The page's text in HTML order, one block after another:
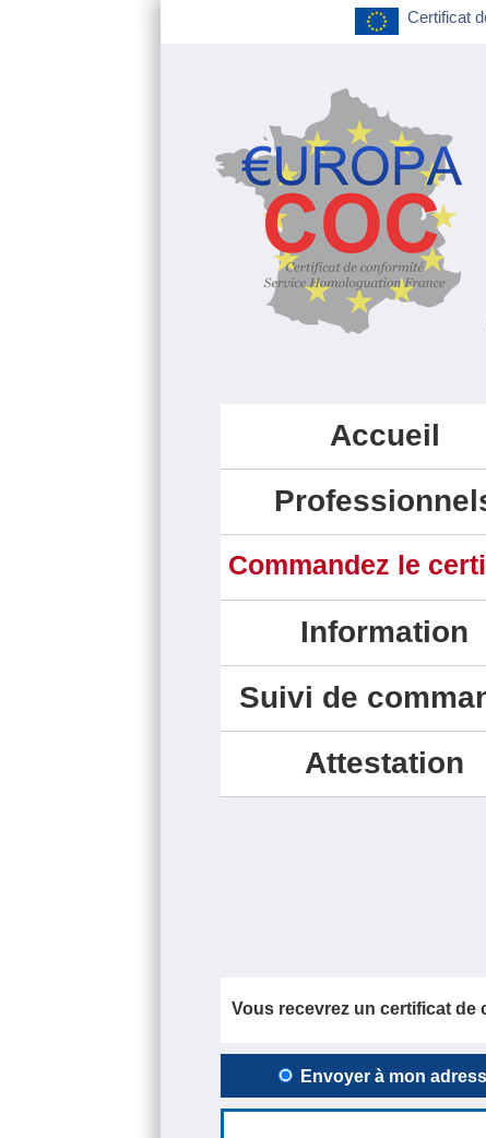
Certificat
Accueil
Commandez le
Information
Suivi de
Attestation
Vous recevrez un certificat de
Envoyer à mon